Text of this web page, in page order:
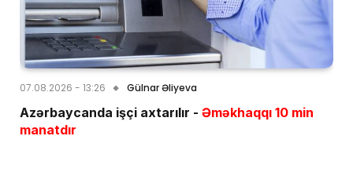
07.08.2026 - 13:26 Gülnar Əliyeva
Azərbaycanda işçi axtarılır - Əməkhaqqı 10 min
manatdır